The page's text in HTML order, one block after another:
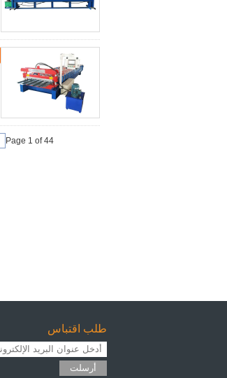
Page 1 of 44
طلب اقتباس
أرسلت